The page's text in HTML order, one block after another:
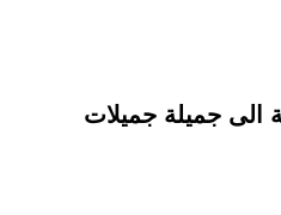
الى جميلة جميلات